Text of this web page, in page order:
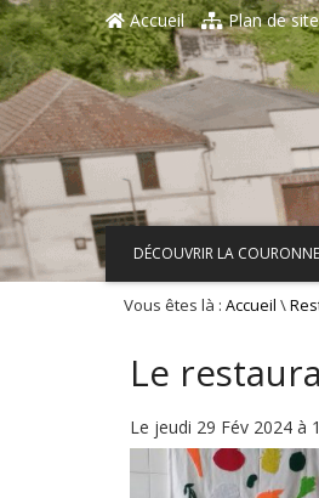
Aller au contenu principal
Accueil
Plan de site
DÉCOUVRIR LA COURONNE
Vous êtes là : Accueil \
Le
Le jeudi 29 Fév 2024 à